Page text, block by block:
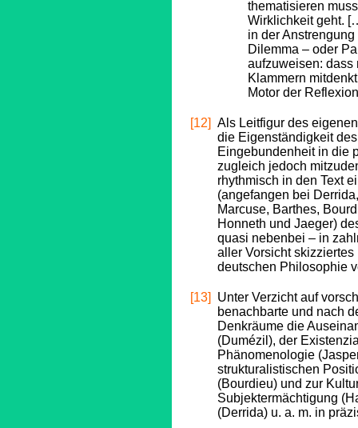
thematisieren
Wirklichkeit geht.
in der
Dilemma – oder
aufzuweisen: dass
Klammern
Motor der
[12] Als Leitfigur des
die Eigenständigkeit
Eingebundenheit in die
zugleich jedoch
rhythmisch in den Text
(angefangen bei
Marcuse, Barthes,
Honneth und Jaeger)
quasi nebenbei – in
aller Vorsicht
deutschen Philosophie
[13]
Unter Verzicht auf
benachbarte und nach
Denkräume die
(Dumézil), der
Phänomenologie
strukturalistischen
(Bourdieu) und zur
Subjektermächtigung
(Derrida) u. a. m. in